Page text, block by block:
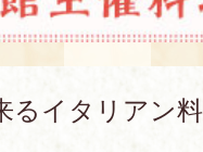
中文
るイタリアン